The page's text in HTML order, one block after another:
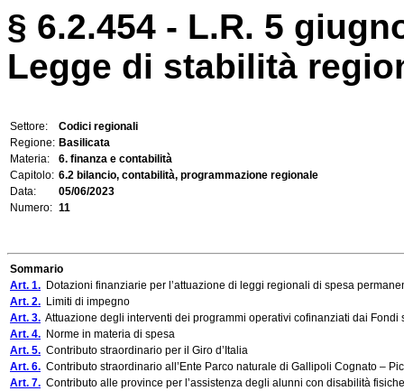
§ 6.2.454 - L.R. 5
Legge di stabilità
Settore:
Codici regionali
Regione: Basilicata
Materia:
6. finanza e contabilità
Capitolo: 6.2 bilancio, contabilità, programmazione regionale
Data:
05/06/2023
Numero: 11
Sommario
Art. 1. Dotazioni finanziarie per l’attuazione di leggi regionali di spesa
Art. 2. Limiti di impegno
Art. 3. Attuazione degli interventi dei programmi operativi cofinanziati dai Fondi
Art. 4. Norme in materia di spesa
Art. 5. Contributo straordinario per il Giro d’Italia
Art. 6. Contributo straordinario all’Ente Parco naturale di Gallipoli Cognato –
Art. 7. Contributo alle province per l’assistenza degli alunni con disabilità